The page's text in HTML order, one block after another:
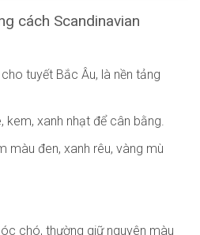
cách Scandinavian
tuyết Bắc Âu, là nền tảng
kem, xanh nhạt để cân bằng.
màu đen, xanh rêu, vàng mù
chó, thường giữ nguyên màu